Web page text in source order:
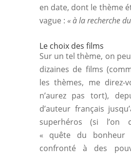
en date, dont le thème
vague : « à la recherche
Le choix des films
Sur un tel thème, on
dizaines de films
les thèmes, me direz-
n’aurez pas tort),
d’auteur français
superhéros (si l’on
« quête du bonheur
confronté à des